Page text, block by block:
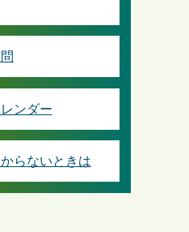
ンダー
らないときは